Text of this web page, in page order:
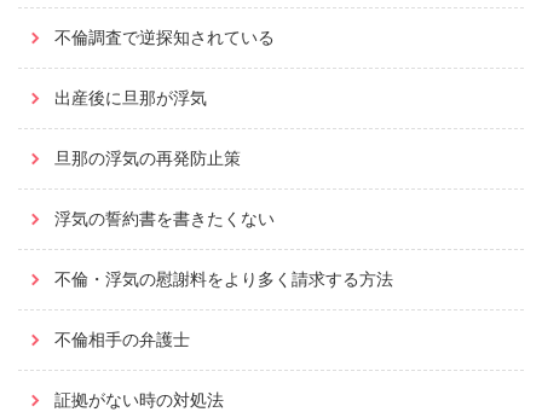
不倫調査で逆探知されている
出産後に旦那が浮気
旦那の浮気の再発防止策
浮気の誓約書を書きたくない
不倫・浮気の慰謝料をより多く請求する方法
不倫相手の弁護士
証拠がない時の対処法